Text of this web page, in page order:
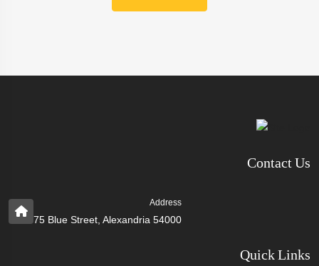
Contact Us
Address
75 Blue Street, Alexandria 54000
Quick Links